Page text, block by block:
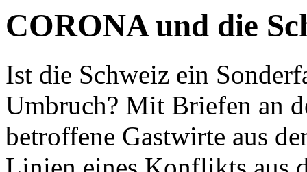
CORONA und die
Ist die Schweiz ein
Umbruch? Mit Briefen an
betroffene Gastwirte aus